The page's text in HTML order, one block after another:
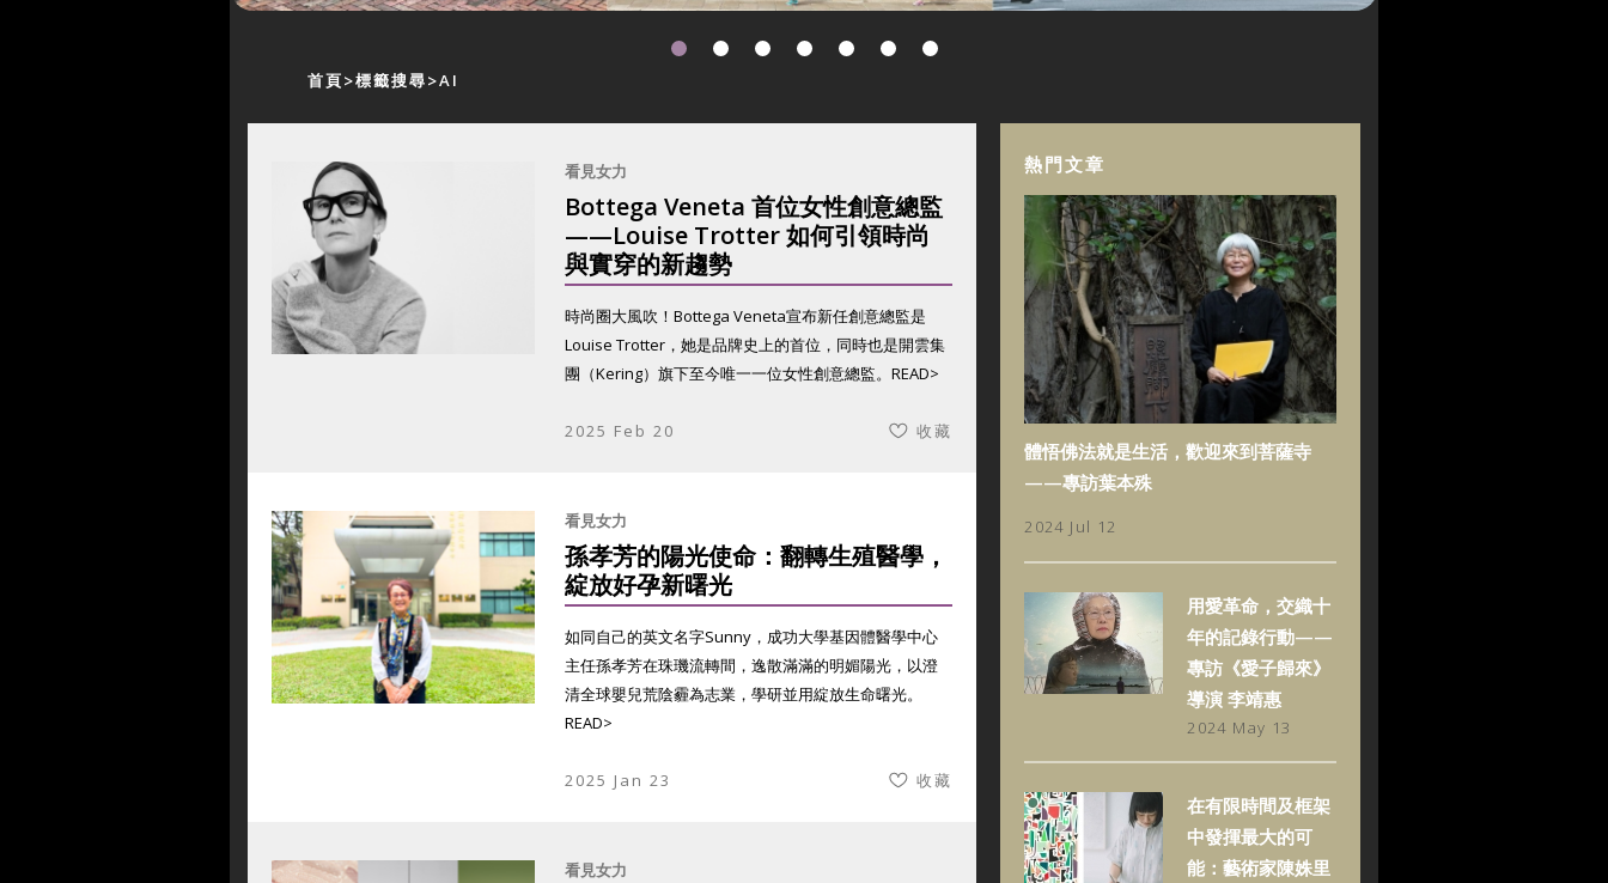
首頁 標籤搜尋 AI
看見女力
Bottega Veneta 首位女性創意總監
——Louise Trotter 如何引領時尚
與實穿的新趨勢
時尚圈大風吹！Bottega Veneta宣布新任創意總監是
Louise Trotter，她是品牌史上的首位，同時也是開雲集
團（Kering）旗下至今唯一一位女性創意總監。 READ>
2025 Feb 20 收藏
看見女力
孫孝芳的陽光使命：翻轉生殖醫學，
綻放好孕新曙光
如同自己的英文名字Sunny，成功大學基因體醫學中心
主任孫孝芳在珠璣流轉間，逸散滿滿的明媚陽光，以澄
清全球嬰兒荒陰霾為志業，學研並用綻放生命曙光。
READ>
2025 Jan 23 收藏
看見女力
熱門文章
體悟佛法就是生活，歡迎來到菩薩寺
——專訪葉本殊
2024 Jul 12
用愛革命，交織十
年的記錄行動——
專訪《愛子歸來》
導演 李靖惠
2024 May 13
在有限時間及框架
中發揮最大的可
能：藝術家陳姝里